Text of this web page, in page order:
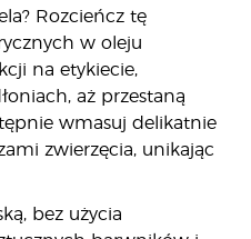
Rozcieńcz tę
w oleju
na etykiecie,
aż przestaną
wmasuj delikatnie
zwierzęcia, unikając
bez użycia